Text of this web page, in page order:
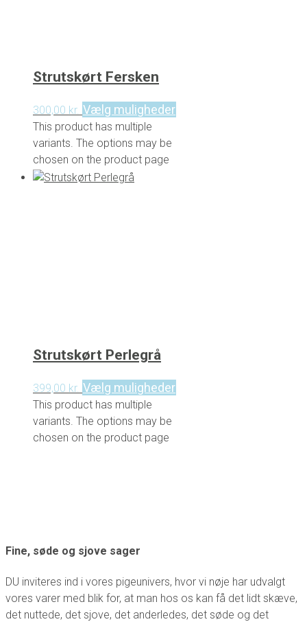
Strutskørt Fersken
300,00 kr. Vælg muligheder
This product has multiple
variants. The options may be
chosen on the product page
Strutskørt Perlegrå
399,00 kr. Vælg muligheder
This product has multiple
variants. The options may be
chosen on the product page
Fine, søde og sjove sager
DU inviteres ind i vores pigeunivers, hvor vi nøje har udvalgt
vores varer med blik for, at man hos os kan få det lidt skæve,
det nuttede, det sjove, det anderledes, det søde og det